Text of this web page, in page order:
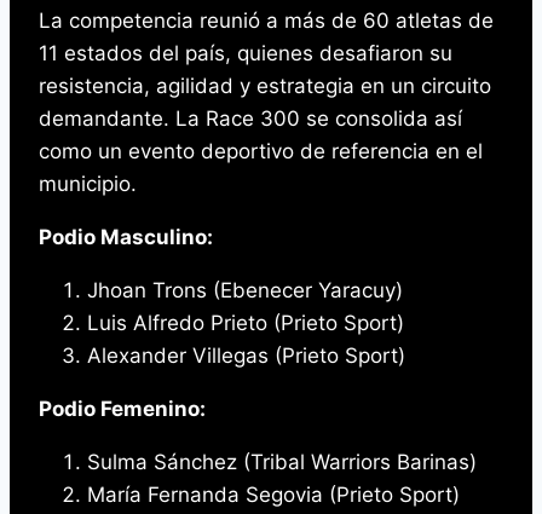
La competencia reunió a más de 60 atletas de
11 estados del país, quienes desafiaron su
resistencia, agilidad y estrategia en un circuito
demandante. La Race 300 se consolida así
como un evento deportivo de referencia en el
municipio.
Podio Masculino:
Jhoan Trons (Ebenecer Yaracuy)
Luis Alfredo Prieto (Prieto Sport)
Alexander Villegas (Prieto Sport)
Podio Femenino:
Sulma Sánchez (Tribal Warriors Barinas)
María Fernanda Segovia (Prieto Sport)